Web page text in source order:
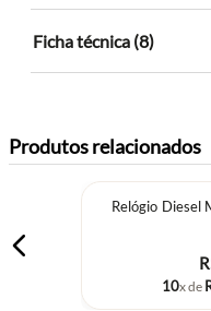
vendidos em mais de
70 países
Ficha técnica (8)
Produtos relacionados
Relógio Diesel
10x de